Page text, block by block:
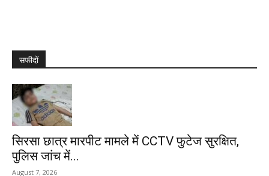
सफीदों
सिरसा छात्र मारपीट मामले में CCTV फुटेज सुरक्षित,
पुलिस जांच में...
August 7, 2026